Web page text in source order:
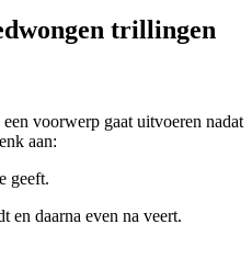
trillingen
voorwerp gaat uitvoeren nadat
aan:
geeft.
en daarna even na veert.